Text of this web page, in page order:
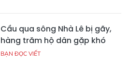
Cầu qua sông Nhà Lê bị gãy,
hàng trăm hộ dân gặp khó
BẠN ĐỌC VIẾT